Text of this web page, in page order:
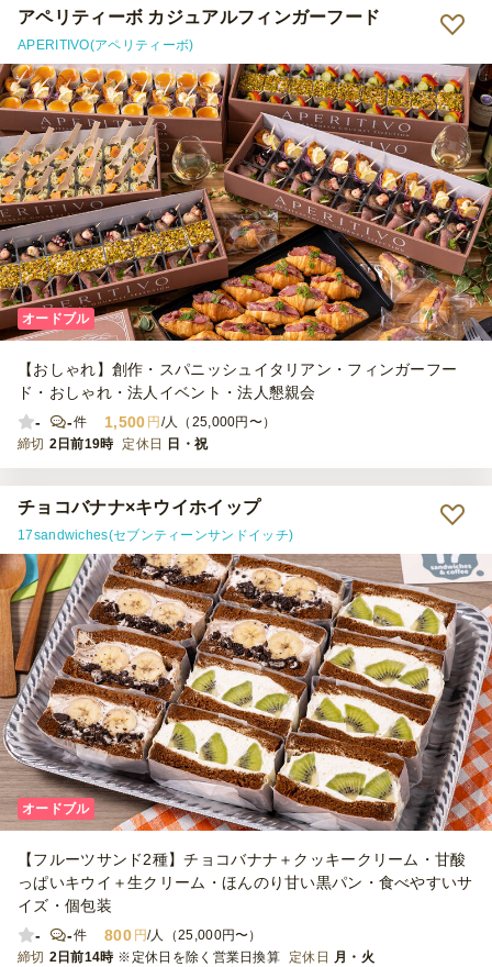
アペリティーボ カジュアルフィンガーフード
APERITIVO(アペリティーボ)
オードブル
【おしゃれ】創作・スパニッシュイタリアン・フィンガーフー
ド・おしゃれ・法人イベント・法人懇親会
-
-件 1,500 円/人（25,000円〜）
締切 2日前19時 定休日 日・祝
チョコバナナ×キウイホイップ
17sandwiches(セブンティーンサンドイッチ)
オードブル
【フルーツサンド2種】チョコバナナ＋クッキークリーム・甘酸
っぱいキウイ＋生クリーム・ほんのり甘い黒パン・食べやすいサ
イズ・個包装
-
-件 800 円/人（25,000円〜）
締切 2日前14時 ※定休日を除く営業日換算 定休日 月・火